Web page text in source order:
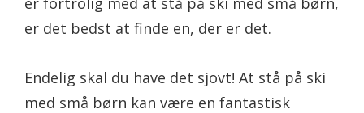
er det bedst at finde en, der er det.
Endelig skal du have det sjovt! At stå på ski
med små børn kan være en fantastisk